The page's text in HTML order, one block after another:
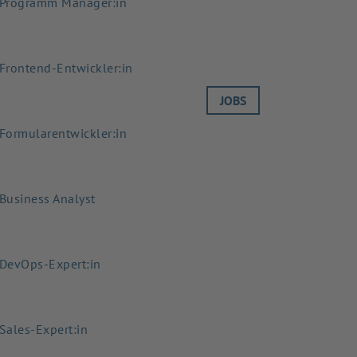
Frontend-Entwickler:in
Formularentwickler:in
Business Analyst
DevOps-Expert:in
Sales-Expert:in
JOBS